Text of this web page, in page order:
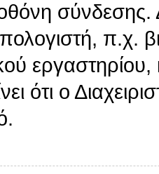
σύνδεσης.
π.χ.
ότι ο